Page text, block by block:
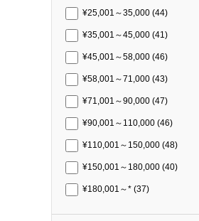
¥25,001～35,000 (44)
¥35,001～45,000 (41)
¥45,001～58,000 (46)
¥58,001～71,000 (43)
¥71,001～90,000 (47)
¥90,001～110,000 (46)
¥110,001～150,000 (48)
¥150,001～180,000 (40)
¥180,001～* (37)